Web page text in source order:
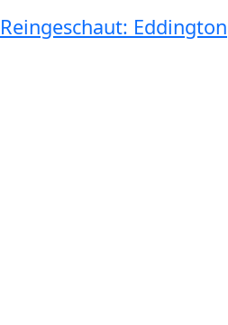
Reingeschaut: Eddington